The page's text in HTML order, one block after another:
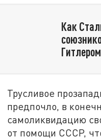
Как
Гитлером
Трусливое
предпочло, в
самоликвидацию
от помощи СССР,